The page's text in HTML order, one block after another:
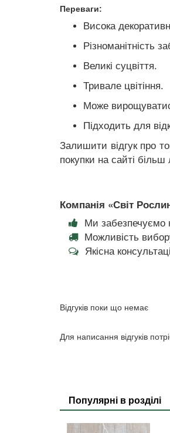
Переваги:
Висока
Різноманітність
Великі суцвіття.
Тривале цвітіння.
Може
Підходить для
Залишити відгук про
покупки на сайті
Компанія «Світ
Ми забезпечуємо
Можливість
Якісна
Відгуків поки що немає
Для написання відгуків
Популярні в розділі